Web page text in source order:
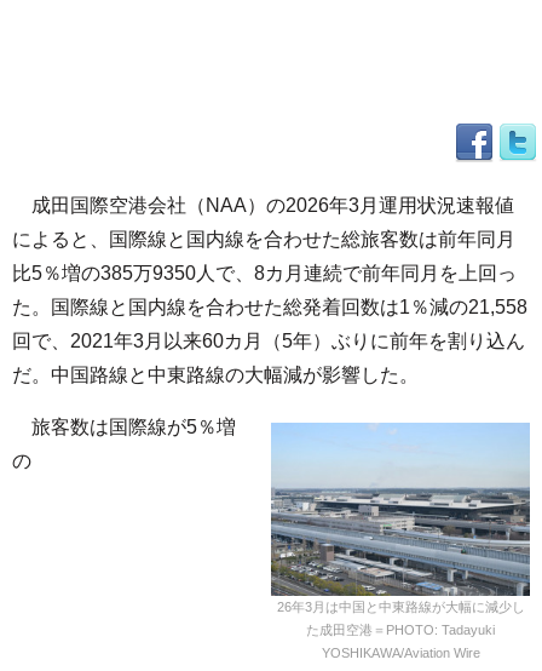
成田国際空港会社（NAA）の2026年3月運用状況速報値
によると、国際線と国内線を合わせた総旅客数は前年同月
比5％増の385万9350人で、8カ月連続で前年同月を上回っ
た。国際線と国内線を合わせた総発着回数は1％減の21,558
回で、2021年3月以来60カ月（5年）ぶりに前年を割り込ん
だ。中国路線と中東路線の大幅減が影響した。
26年3月は中国と中東路線が大幅に減少し
た成田空港＝PHOTO: Tadayuki
YOSHIKAWA/Aviation Wire
旅客数は国際線が5％増
の